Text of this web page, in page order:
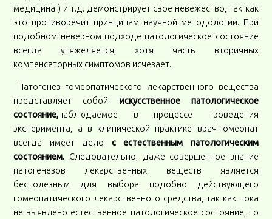
медицина ) и т.д. демонстрирует свое невежество, так как
это противоречит принципам научной методологии. При
подобном неверном подходе патологическое состояние
всегда утяжеляется, хотя часть вторичных
компенсаторных симптомов исчезает.
Патогенез гомеопатического лекарственного вещества
представляет собой искусственное патологическое
состояние,наблюдаемое в процессе проведения
эксперимента, а в клинической практике врач-гомеопат
всегда имеет дело с естественным патологическим
состоянием. Следовательно, даже совершенное знание
патогенезов лекарственных веществ является
бесполезным для выбора подобно действующего
гомеопатического лекарственного средства, так как пока
не выявлено естественное патологическое состояние, то